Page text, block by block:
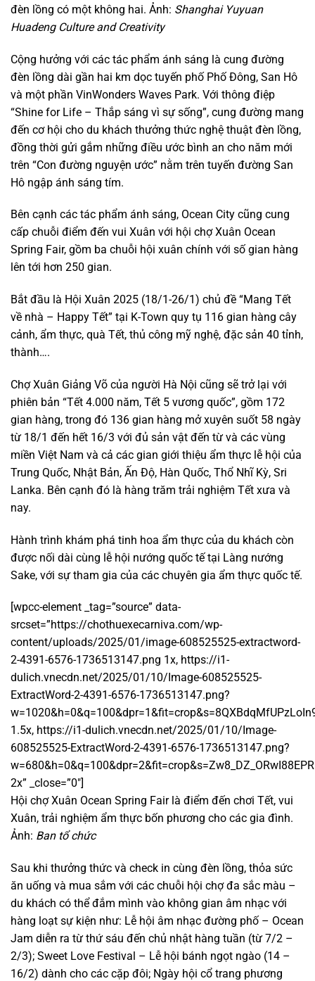
đèn lồng có một không hai. Ảnh: Shanghai Yuyuan
Huadeng Culture and Creativity
Cộng hưởng với các tác phẩm ánh sáng là cung đường
đèn lồng dài gần hai km dọc tuyến phố Phố Đông, San Hô
và một phần VinWonders Waves Park. Với thông điệp
“Shine for Life – Thắp sáng vì sự sống”, cung đường mang
đến cơ hội cho du khách thưởng thức nghệ thuật đèn lồng,
đồng thời gửi gắm những điều ước bình an cho năm mới
trên “Con đường nguyện ước” nằm trên tuyến đường San
Hô ngập ánh sáng tím.
Bên cạnh các tác phẩm ánh sáng, Ocean City cũng cung
cấp chuỗi điểm đến vui Xuân với hội chợ Xuân Ocean
Spring Fair, gồm ba chuỗi hội xuân chính với số gian hàng
lên tới hơn 250 gian.
Bắt đầu là Hội Xuân 2025 (18/1-26/1) chủ đề “Mang Tết
về nhà – Happy Tết” tại K-Town quy tụ 116 gian hàng cây
cảnh, ẩm thực, quà Tết, thủ công mỹ nghệ, đặc sản 40 tỉnh,
thành….
Chợ Xuân Giảng Võ của người Hà Nội cũng sẽ trở lại với
phiên bản “Tết 4.000 năm, Tết 5 vương quốc”, gồm 172
gian hàng, trong đó 136 gian hàng mở xuyên suốt 58 ngày
từ 18/1 đến hết 16/3 với đủ sản vật đến từ và các vùng
miền Việt Nam và cả các gian giới thiệu ẩm thực lễ hội của
Trung Quốc, Nhật Bản, Ấn Độ, Hàn Quốc, Thổ Nhĩ Kỳ, Sri
Lanka. Bên cạnh đó là hàng trăm trải nghiệm Tết xưa và
nay.
Hành trình khám phá tinh hoa ẩm thực của du khách còn
được nối dài cùng lễ hội nướng quốc tế tại Làng nướng
Sake, với sự tham gia của các chuyên gia ẩm thực quốc tế.
[wpcc-element _tag=”source” data-
srcset=”https://chothuexecarniva.com/wp-
content/uploads/2025/01/image-608525525-extractword-
2-4391-6576-1736513147.png 1x, https://i1-
dulich.vnecdn.net/2025/01/10/Image-608525525-
ExtractWord-2-4391-6576-1736513147.png?
1.5x, https://i1-dulich.vnecdn.net/2025/01/10/Image-
608525525-ExtractWord-2-4391-6576-1736513147.png?
2x” _close=”0″]
Hội chợ Xuân Ocean Spring Fair là điểm đến chơi Tết, vui
Xuân, trải nghiệm ẩm thực bốn phương cho các gia đình.
Ảnh: Ban tổ chức
Sau khi thưởng thức và check in cùng đèn lồng, thỏa sức
ăn uống và mua sắm với các chuỗi hội chợ đa sắc màu –
du khách có thể đắm mình vào không gian âm nhạc với
hàng loạt sự kiện như: Lễ hội âm nhạc đường phố – Ocean
Jam diễn ra từ thứ sáu đến chủ nhật hàng tuần (từ 7/2 –
2/3); Sweet Love Festival – Lễ hội bánh ngọt ngào (14 –
16/2) dành cho các cặp đôi; Ngày hội cổ trang phương